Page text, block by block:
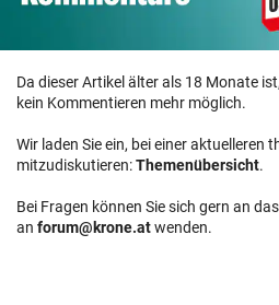
Da dieser Artikel älter als 18 Monate
kein Kommentieren mehr möglich.
Wir laden Sie ein, bei einer aktuelleren
mitzudiskutieren:Themenübersicht.
Bei Fragen können Sie sich gern an
an forum@krone.atwenden.